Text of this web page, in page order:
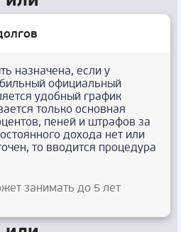
назначена, если у
официальный
удобный график
только основная
пеней и штрафов за
дохода нет или
то вводится процедура
занимать до 5 лет